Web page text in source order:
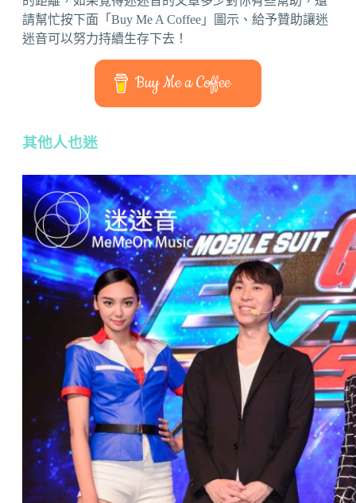
請幫忙按下面「Buy Me A Coffee」圖示、給予贊助讓迷
迷音可以努力持續生存下去！
Buy Me a Coffee
其他人也迷